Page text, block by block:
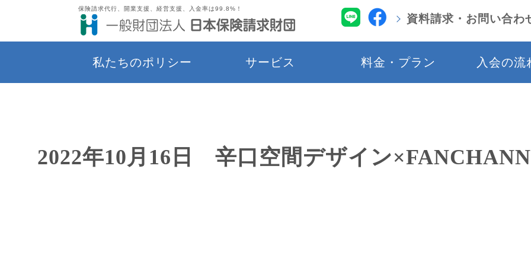
保険請求代行、開業支援、経営支援、入金率は99.8%！
資料請求・お問い合わ
私たちのポリシー サービス 料金・プラン 入会の流
2022年10月16日 辛口空間デザイン